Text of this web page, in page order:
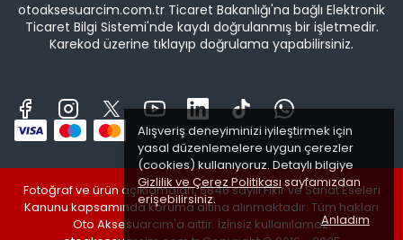
Alışveriş deneyiminizi iyileştirmek için
yasal düzenlemelere uygun çerezler
(cookies) kullanıyoruz. Detaylı bilgiye
Gizlilik ve Çerez Politikası sayfamızdan
erişebilirsiniz.
Anladım
otoaksesuarcim.com.tr Ticaret Bakanlığı'na bağlı Elektronik
Ticaret Bilgi Sistemi'nde kaydı doğrulanmış bir işletmedir.
Karekod üzerine tıklayıp doğrulama yapabilirsiniz.
Fotoğraf ve ürün açıklamaları, 5846 sayılı Fikir ve Sanat Eseleri
Kanunu kapsamında koruma altına alınmaktadır. Tüm hakları
Oto Aksesuarcım'a aittir. İzinsiz kullanılamaz.